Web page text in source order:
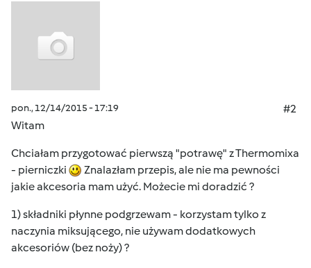
pon., 12/14/2015 - 17:19
#2
Witam
Chciałam przygotować pierwszą "potrawę" z Thermomixa
- pierniczki
Znalazłam przepis, ale nie ma pewności
jakie akcesoria mam użyć. Możecie mi doradzić ?
1) składniki płynne podgrzewam - korzystam tylko z
naczynia miksującego, nie używam dodatkowych
akcesoriów (bez noży) ?